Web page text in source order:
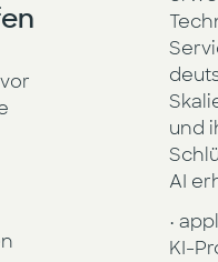
und
AI
•
KI-